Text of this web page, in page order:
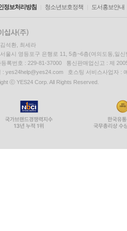
정보처리방침 청소년보호정책 도서홍보안내
석환, 최세라
울시 영등포구 은행로 11, 5층~6층(여의도동,일신
등록번호 : 229-81-37000 통신판매업신고 : 제
: yes24help@yes24.com 호스팅 서비스사업자 :
ⓒ YES24 Corp. All Rights Reserved.